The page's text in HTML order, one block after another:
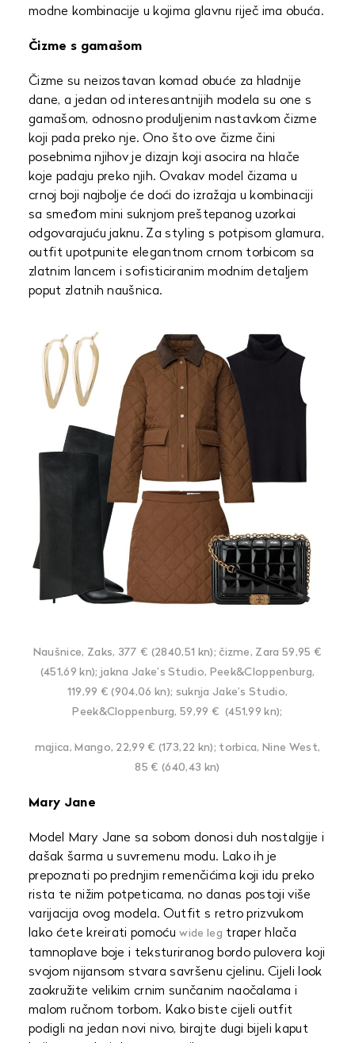
modne kombinacije u kojima glavnu riječ ima obuća.
Čizme s gamašom
Čizme su neizostavan komad obuće za hladnije
dane, a jedan od interesantnijih modela su one s
gamašom, odnosno produljenim nastavkom čizme
koji pada preko nje. Ono što ove čizme čini
posebnima njihov je dizajn koji asocira na hlače
koje padaju preko njih. Ovakav model čizama u
crnoj boji najbolje će doći do izražaja u kombinaciji
sa smeđom mini suknjom preštepanog uzorkai
odgovarajuću jaknu. Za styling s potpisom glamura,
outfit upotpunite elegantnom crnom torbicom sa
zlatnim lancem i sofisticiranim modnim detaljem
poput zlatnih naušnica.
Naušnice, Zaks, 377 € (2840,51 kn); čizme, Zara 59,95 €
(451,69 kn); jakna Jake’s Studio, Peek&Cloppenburg,
119,99 € (904,06 kn); suknja Jake’s Studio,
Peek&Cloppenburg, 59,99 € (451,99 kn);
majica, Mango, 22,99 € (173,22 kn); torbica, Nine West,
85 € (640,43 kn)
Mary Jane
Model Mary Jane sa sobom donosi duh nostalgije i
dašak šarma u suvremenu modu. Lako ih je
prepoznati po prednjim remenčićima koji idu preko
rista te nižim potpeticama, no danas postoji više
varijacija ovog modela. Outfit s retro prizvukom
lako ćete kreirati pomoćuwide leg traper hlača
tamnoplave boje i teksturiranog bordo pulovera koji
svojom nijansom stvara savršenu cjelinu. Cijeli look
zaokružite velikim crnim sunčanim naočalama i
malom ručnom torbom. Kako biste cijeli outfit
podigli na jedan novi nivo, birajte dugi bijeli kaput